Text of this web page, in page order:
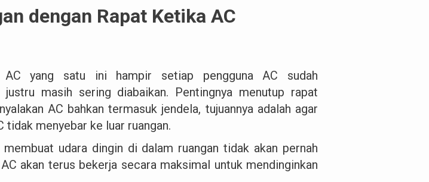
dengan Rapat Ketika AC
yang satu ini hampir setiap pengguna AC sudah
justru masih sering diabaikan. Pentingnya menutup rapat
AC bahkan termasuk jendela, tujuannya adalah agar
tidak menyebar ke luar ruangan.
udara dingin di dalam ruangan tidak akan pernah
akan terus bekerja secara maksimal untuk mendinginkan